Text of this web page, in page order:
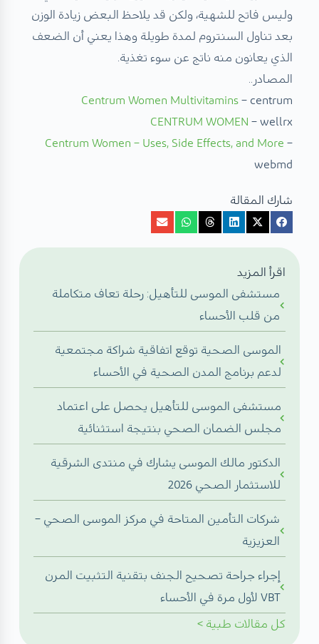
وليس فاتح للشهية، ولكن قد يلاحظ البعض زيادة الوزن
بعد تناول السنتروم لمدة طويلة وهذا يعني أن الضعف
الذي يعانون منه ناتج عن سوء تغذية.
المصادر..
Centrum Women Multivitamins – centrum
CENTRUM WOMEN – wellrx
Centrum Women – Uses, Side Effects, and More –
webmd
شارك المقالة
اقرأ المزيد
مستشفى الموسى للتأهيل: رحلة تعاف متكاملة
من قلب الأحساء
الموسى الصحية توقع اتفاقية شراكة مجتمعية
لدعم برنامج المدن الصحية في الأحساء
مستشفى الموسى للتأهيل يحصل على اعتماد
مجلس الضمان الصحي بنتيجة استثنائية
الدكتور مالك الموسى يشارك في منتدى الشرقية
للاستثمار الصحي 2026
شركات التأمين المتاحة في مركز الموسى الصحي –
العزيزية
إجراء جراحة تصحيح الجنف بتقنية التثبيت المرن
VBT لأول مرة في الأحساء
كل مقالات طبية >